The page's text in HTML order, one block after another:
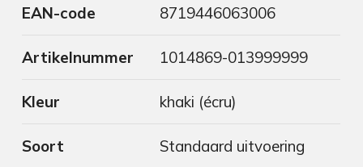
EAN-code 8719446063006
Artikelnummer 1014869-013999999
Kleur khaki (écru)
Soort Standaard uitvoering